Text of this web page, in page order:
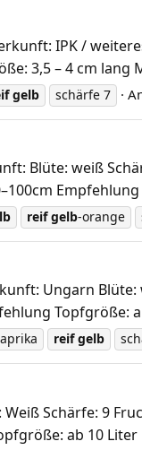
IPK /
3,5 – 4 cm lang
gelb schärfe 7
Blüte: weiß
reif gelb-orange
Ungarn
Topfgröße:
reif gelb
Schärfe: 9
ab 10 Liter